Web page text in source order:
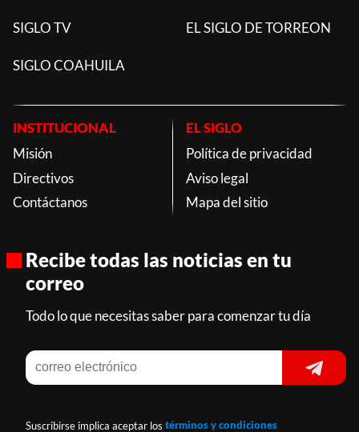
SIGLO TV EL SIGLO DE TORREON
SIGLO COAHUILA
INSTITUCIONAL
Misión
Directivos
Contáctanos
EL SIGLO
Política de privacidad
Aviso legal
Mapa del sitio
Recibe todas las noticias en tu
correo
Todo lo que necesitas saber para comenzar tu día
Suscribirse implica aceptar los términos y condiciones